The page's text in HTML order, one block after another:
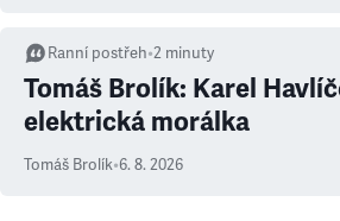
Ranní postřeh•2 minuty
Tomáš Brolík: Karel
elektrická morálka
Tomáš Brolík•6. 8. 2026